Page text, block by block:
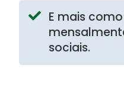
E mais
sociais.